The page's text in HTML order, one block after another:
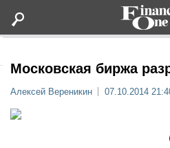
Московская биржа
Алексей Вереникин 07.10.2014